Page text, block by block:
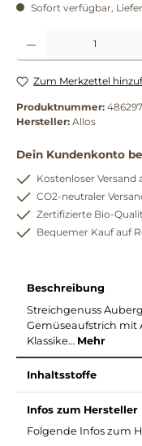
Sofort verfügbar,
Produkt Anzahl: Gib den
Zum Merkzettel
Produktnummer: 486297
Hersteller: Allos
Dein Kundenkonto
Kostenloser Versand
CO2-neutraler
Zertifizierte Bio-
Bequemer Kauf auf
Beschreibung
Streichgenuss
Gemüseaufstrich mit
Klassike… Mehr
Inhaltsstoffe
Infos zum Hersteller
Folgende Infos zum